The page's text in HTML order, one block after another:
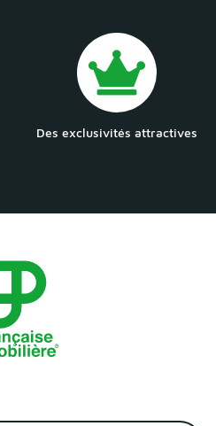
Des exclusivités attractives